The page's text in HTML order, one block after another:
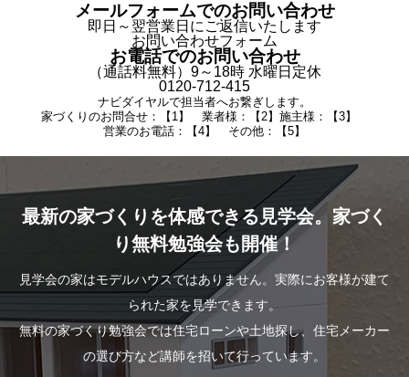
メールフォームでのお問い合わせ
即日～翌営業日にご返信いたします
お問い合わせフォーム
お電話でのお問い合わせ
（通話料無料）9～18時 水曜日定休
0120-712-415
ナビダイヤルで担当者へお繋ぎします。
家づくりのお問合せ：【1】 業者様：【2】施主様：【3】
営業のお電話：【4】 その他：【5】
最新の家づくりを体感できる見学会。家づく
り無料勉強会も開催！
見学会の家はモデルハウスではありません。実際にお客様が建て
られた家を見学できます。
無料の家づくり勉強会では住宅ローンや土地探し、住宅メーカー
の選び方など講師を招いて行っています。